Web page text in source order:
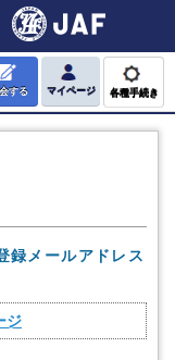
する マイページ 各種手続き
録メールアドレス
ジ